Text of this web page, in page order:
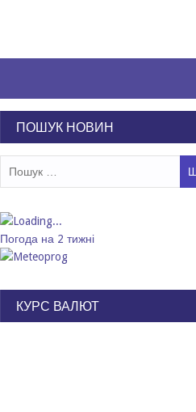
ПОШУК НОВИН
Погода на 2 тижні
КУРС ВАЛЮТ